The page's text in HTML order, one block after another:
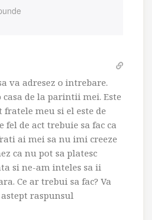
va adresez o intrebare.
casa de la parintii mei. Este
fratele meu si el este de
fel de act trebuie sa fac ca
ai mei sa nu imi creeze
ca nu pot sa platesc
si ne-am inteles sa ii
Ce ar trebui sa fac? Va
raspunsul